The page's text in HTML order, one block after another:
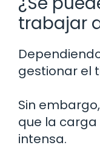
trabajar
gestionar el
Sin
que la
intensa.